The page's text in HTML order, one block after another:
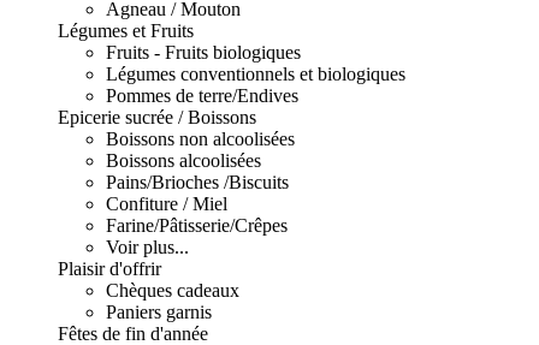
Agneau / Mouton
Légumes et Fruits
Fruits - Fruits biologiques
Légumes conventionnels et biologiques
Pommes de terre/Endives
Epicerie sucrée / Boissons
Boissons non alcoolisées
Boissons alcoolisées
Pains/Brioches /Biscuits
Confiture / Miel
Farine/Pâtisserie/Crêpes
Voir plus...
Plaisir d'offrir
Chèques cadeaux
Paniers garnis
Fêtes de fin d'année